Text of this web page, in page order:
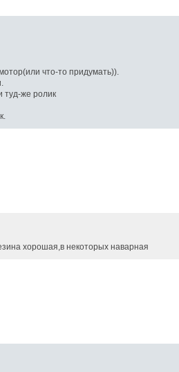
что-то придумать)).
туд-же ролик
хорошая,в некоторых наварная